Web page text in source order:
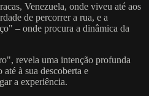
Venezuela, onde viveu até aos
de percorrer a rua, e a
– onde procura a dinâmica da
revela uma intenção profunda
à sua descoberta e
a experiência.